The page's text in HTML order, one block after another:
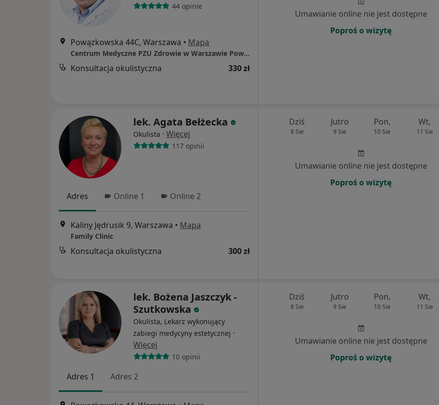
44 opinie
Powązkowska 44C, Warszawa • Mapa
Centrum Medyczne PZU Zdrowie w Warszawie Powązkowska
Konsultacja okulistyczna 330 zł
Umawianie online nie jest dostępne
Poproś o wizytę
lek. Agata Bełżecka
Okulista · Więcej
117 opinii
Adres Online 1 Online 2
Kaliny Jędrusik 9, Warszawa • Mapa
Family Clinic
Konsultacja okulistyczna 300 zł
Dziś
8 Sie
Jutro
9 Sie
Pon,
10 Sie
Wt,
11 Sie
Umawianie online nie jest dostępne
Poproś o wizytę
lek. Bożena Jaszczyk -
Szutkowska
Okulista, Lekarz wykonujący
zabiegi medycyny estetycznej ·
Więcej
10 opinii
Adres 1 Adres 2
Dziś
8 Sie
Jutro
9 Sie
Pon,
10 Sie
Wt,
11 Sie
Umawianie online nie jest dostępne
Poproś o wizytę